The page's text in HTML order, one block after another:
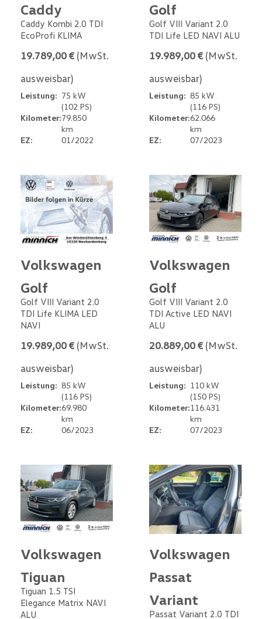
Caddy
Caddy Kombi 2.0 TDI
EcoProfi KLIMA
19.789,00 € (MwSt.
ausweisbar)
Leistung: 75 kW
(102 PS)
Kilometer:79.850
km
EZ:
01/2022
Golf
Golf VIII Variant 2.0
TDI Life LED NAVI ALU
19.989,00 € (MwSt.
ausweisbar)
Leistung: 85 kW
(116 PS)
Kilometer:62.066
km
EZ:
07/2023
Volkswagen
Golf
Golf VIII Variant 2.0
TDI Life KLIMA LED
NAVI
19.989,00 € (MwSt.
ausweisbar)
Leistung: 85 kW
(116 PS)
Kilometer:69.980
km
EZ:
06/2023
Volkswagen
Golf
Golf VIII Variant 2.0
TDI Active LED NAVI
ALU
20.889,00 € (MwSt.
ausweisbar)
Leistung: 110 kW
(150 PS)
Kilometer:116.431
km
EZ:
07/2023
Volkswagen
Tiguan
Tiguan 1.5 TSI
Elegance Matrix NAVI
ALU
Volkswagen
Passat
Variant
Passat Variant 2.0 TDI